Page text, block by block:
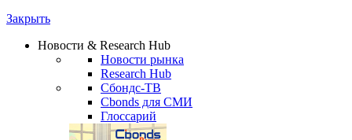
Закрыть
Новости & Research Hub
Новости рынка
Research Hub
Сбондс-ТВ
Cbonds для СМИ
Глоссарий